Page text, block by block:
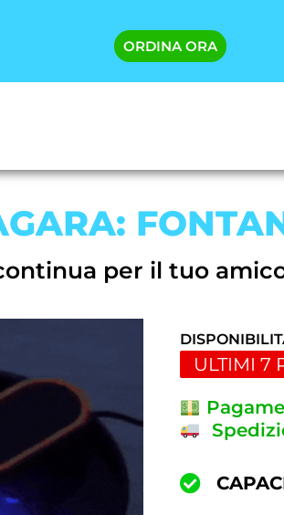
ORDINA ORA
per il tuo
ULTIMI 7